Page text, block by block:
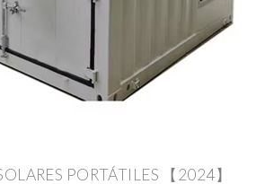
PORTÁTILES 【2024】